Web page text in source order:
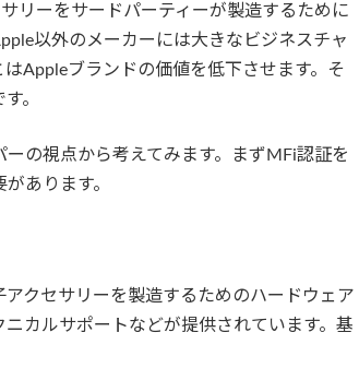
リーをサードパーティーが製造するために
以外のメーカーには大きなビジネスチャ
Appleブランドの価値を低下させます。そ
。
の視点から考えてみます。まずMFi認証を
あります。
クセサリーを製造するためのハードウェア
カルサポートなどが提供されています。基